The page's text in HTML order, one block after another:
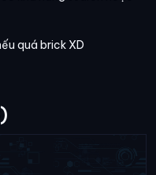
quá brick XD